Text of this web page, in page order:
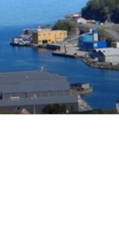
til
innhold